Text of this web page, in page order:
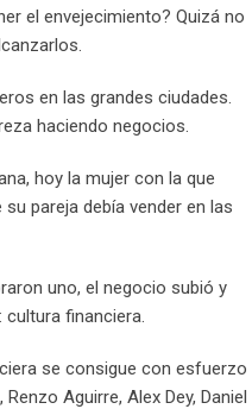
el envejecimiento? Quizá no
en las grandes ciudades.
haciendo negocios.
hoy la mujer con la que
pareja debía vender en las
uno, el negocio subió y
cultura financiera.
se consigue con esfuerzo
Aguirre, Alex Dey, Daniel